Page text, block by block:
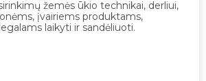
žemės ūkio technikai, derliui,
įvairiems produktams,
laikyti ir sandėliuoti.